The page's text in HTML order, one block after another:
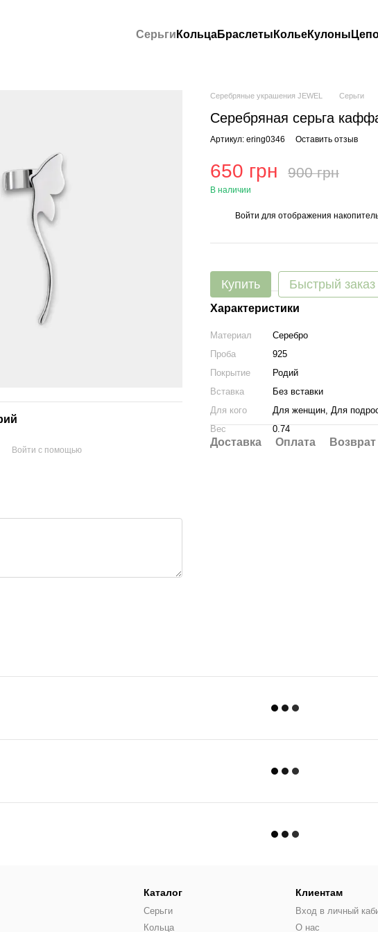
Серьги КольцаБраслеты КольеКулоны
Войти с помощью
Серебряные украшения JEWEL Серьги
Серебряная серьга
Артикул: ering0346 Оставить отзыв
650 грн 900 грн
В наличии
Войти для отображения
Купить Быстрый заказ
Характеристики
Материал
Серебро
Проба
925
Покрытие
Родий
Вставка
Без вставки
Для кого
Для женщин, Для
Вес
0.74
Доставка Оплата Возврат
Каталог
Серьги
Кольца
Клиентам
Вход в личный
О нас